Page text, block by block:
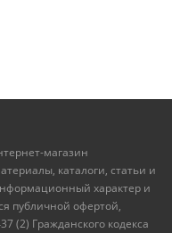
магазин
каталоги, статьи и
характер и
публичной офертой,
(2) Гражданского кодекса